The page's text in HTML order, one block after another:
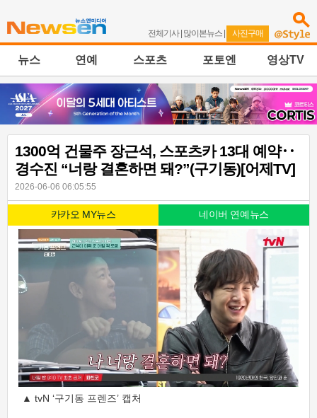
전체기사| 많이본뉴스 | 사진구매
뉴스 연예 스포츠 포토엔 영상TV
1300억 건물주 장근석, 스포츠카 13대 예약‥
경수진 “너랑 결혼하면 돼?”(구기동)[어제TV]
2026-06-06 06:05:55
카카오 MY뉴스 네이버 연예뉴스
▲ tvN ‘구기동 프렌즈’ 캡처